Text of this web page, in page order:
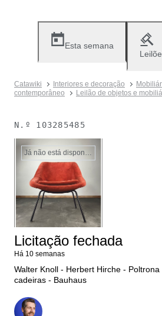
Esta semana
Catawiki Interiores e decoração
contemporâneo
Leilão de objetos e
N.º 103285485
Já não está disponível
Licitação fechada
Há 10 semanas
Walter Knoll - Herbert Hirche -
cadeiras - Bauhaus